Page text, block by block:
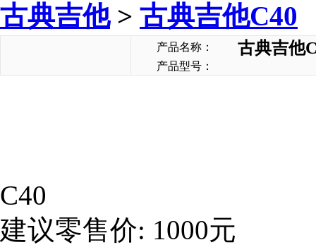
古典吉他> 古典吉他C40
产品名称： 古典吉他
产品型号：
C40
建议零售价: 1000元